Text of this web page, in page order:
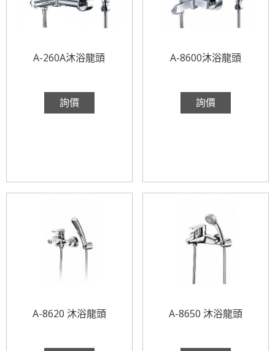
A-260A沐浴龍頭
詢價
A-8600沐浴龍頭
詢價
A-8620 沐浴龍頭 A-8650 沐浴龍頭